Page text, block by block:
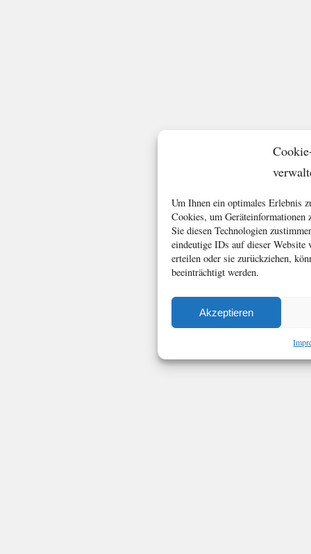
Um Ihnen ein optimales Erlebnis
Cookies, um Geräteinformationen
Sie diesen Technologien
eindeutige IDs auf dieser
erteilen oder sie zurückziehen,
beeinträchtigt werden.
Akzeptieren